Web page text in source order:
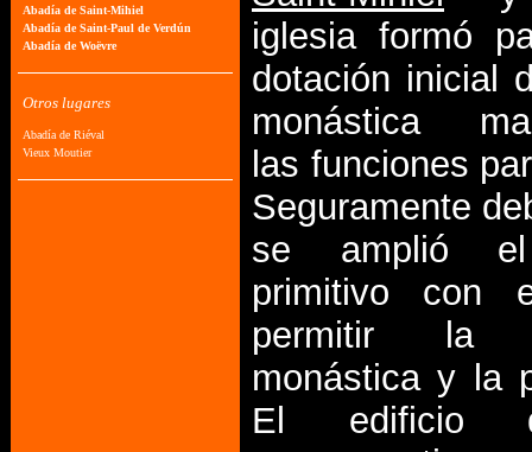
iglesia formó
dotación inicial
monástica
las funciones
Seguramente
se amplió
primitivo con
permitir la
monástica y la
El edificio